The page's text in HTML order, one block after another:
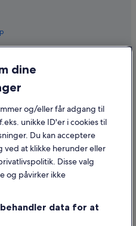
af indhold
dine
og/eller får adgang til
unikke ID'er i cookies til
Du kan acceptere
ved at klikke herunder eller
Disse valg
og påvirker ikke
data for at